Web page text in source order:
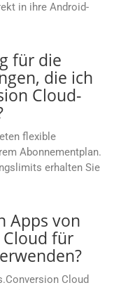
in ihre Android-
für die
die ich
Cloud-
flexible
Abonnementplan.
erhalten Sie
Apps von
für
Cloud